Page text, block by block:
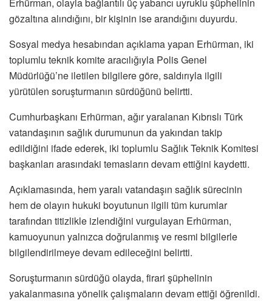
gözaltına alındığını, bir kişinin ise arandığını duyurdu.
Sosyal medya hesabından açıklama yapan Erhürman, iki
toplumlu teknik komite aracılığıyla Polis Genel
Müdürlüğü’ne iletilen bilgilere göre, saldırıyla ilgili
yürütülen soruşturmanın sürdüğünü belirtti.
Cumhurbaşkanı Erhürman, ağır yaralanan Kıbrıslı Türk
vatandaşının sağlık durumunun da yakından takip
edildiğini ifade ederek, iki toplumlu Sağlık Teknik Komitesi
başkanları arasındaki temasların devam ettiğini kaydetti.
Açıklamasında, hem yaralı vatandaşın sağlık sürecinin
hem de olayın hukuki boyutunun ilgili tüm kurumlar
tarafından titizlikle izlendiğini vurgulayan Erhürman,
kamuoyunun yalnızca doğrulanmış ve resmi bilgilerle
bilgilendirilmeye devam edileceğini belirtti.
Soruşturmanın sürdüğü olayda, firari şüphelinin
yakalanmasına yönelik çalışmaların devam ettiği öğrenildi.